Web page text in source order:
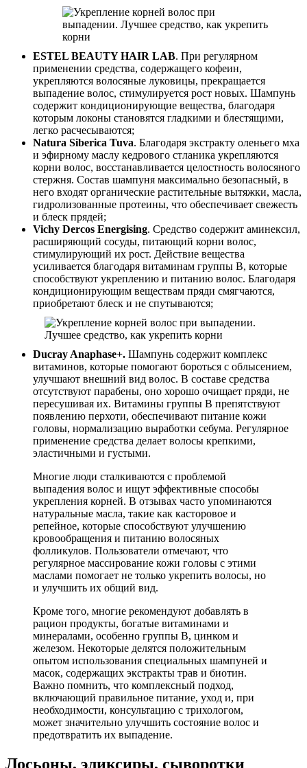
ESTEL BEAUTY HAIR LAB. При регулярном
применении средства, содержащего кофеин,
укрепляются волосяные луковицы, прекращается
выпадение волос, стимулируется рост новых. Шампунь
содержит кондиционирующие вещества, благодаря
которым локоны становятся гладкими и блестящими,
легко расчесываются;
Natura Siberica Tuva. Благодаря экстракту оленьего мха
и эфирному маслу кедрового стланика укрепляются
корни волос, восстанавливается целостность волосяного
стержня. Состав шампуня максимально безопасный, в
него входят органические растительные вытяжки, масла,
гидролизованные протеины, что обеспечивает свежесть
и блеск прядей;
Vichy Dercos Energising. Средство содержит аминексил,
расширяющий сосуды, питающий корни волос,
стимулирующий их рост. Действие вещества
усиливается благодаря витаминам группы B, которые
способствуют укреплению и питанию волос. Благодаря
кондиционирующим веществам пряди смягчаются,
приобретают блеск и не спутываются;
Ducray Anaphase+. Шампунь содержит комплекс
витаминов, которые помогают бороться с облысением,
улучшают внешний вид волос. В составе средства
отсутствуют парабены, оно хорошо очищает пряди, не
пересушивая их. Витамины группы B препятствуют
появлению перхоти, обеспечивают питание кожи
головы, нормализацию выработки себума. Регулярное
применение средства делает волосы крепкими,
эластичными и густыми.
Многие люди сталкиваются с проблемой
выпадения волос и ищут эффективные способы
укрепления корней. В отзывах часто упоминаются
натуральные масла, такие как касторовое и
репейное, которые способствуют улучшению
кровообращения и питанию волосяных
фолликулов. Пользователи отмечают, что
регулярное массирование кожи головы с этими
маслами помогает не только укрепить волосы, но
и улучшить их общий вид.
Кроме того, многие рекомендуют добавлять в
рацион продукты, богатые витаминами и
минералами, особенно группы B, цинком и
железом. Некоторые делятся положительным
опытом использования специальных шампуней и
масок, содержащих экстракты трав и биотин.
Важно помнить, что комплексный подход,
включающий правильное питание, уход и, при
необходимости, консультацию с трихологом,
может значительно улучшить состояние волос и
предотвратить их выпадение.
Лосьоны, эликсиры, сыворотки